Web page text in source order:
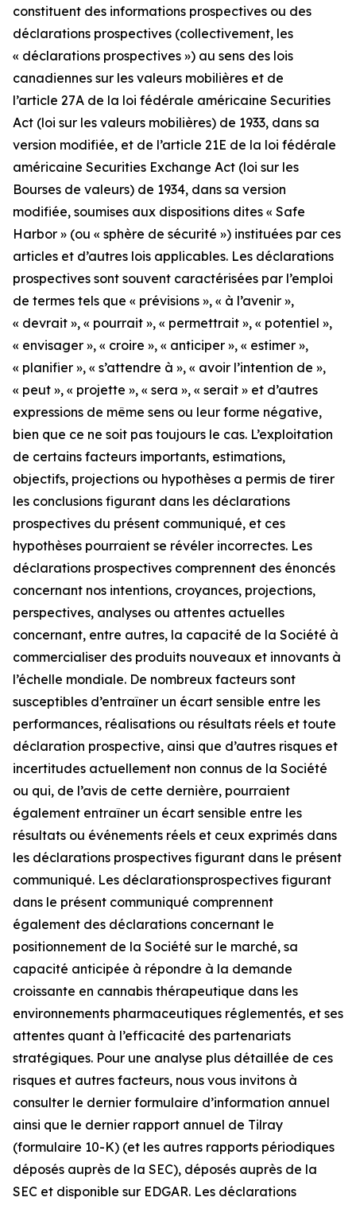
constituent des informations prospectives ou des
déclarations prospectives (collectivement, les
« déclarations prospectives ») au sens des lois
canadiennes sur les valeurs mobilières et de
l’article 27A de la loi fédérale américaine Securities
Act (loi sur les valeurs mobilières) de 1933, dans sa
version modifiée, et de l’article 21E de la loi fédérale
américaine Securities Exchange Act (loi sur les
Bourses de valeurs) de 1934, dans sa version
modifiée, soumises aux dispositions dites « Safe
Harbor » (ou « sphère de sécurité ») instituées par ces
articles et d’autres lois applicables. Les déclarations
prospectives sont souvent caractérisées par l’emploi
de termes tels que « prévisions », « à l’avenir »,
« devrait », « pourrait », « permettrait », « potentiel »,
« envisager », « croire », « anticiper », « estimer »,
« planifier », « s’attendre à », « avoir l’intention de »,
« peut », « projette », « sera », « serait » et d’autres
expressions de même sens ou leur forme négative,
bien que ce ne soit pas toujours le cas. L’exploitation
de certains facteurs importants, estimations,
objectifs, projections ou hypothèses a permis de tirer
les conclusions figurant dans les déclarations
prospectives du présent communiqué, et ces
hypothèses pourraient se révéler incorrectes. Les
déclarations prospectives comprennent des énoncés
concernant nos intentions, croyances, projections,
perspectives, analyses ou attentes actuelles
concernant, entre autres, la capacité de la Société à
commercialiser des produits nouveaux et innovants à
l’échelle mondiale. De nombreux facteurs sont
susceptibles d’entraîner un écart sensible entre les
performances, réalisations ou résultats réels et toute
déclaration prospective, ainsi que d’autres risques et
incertitudes actuellement non connus de la Société
ou qui, de l’avis de cette dernière, pourraient
également entraîner un écart sensible entre les
résultats ou événements réels et ceux exprimés dans
les déclarations prospectives figurant dans le présent
communiqué. Les déclarationsprospectives figurant
dans le présent communiqué comprennent
également des déclarations concernant le
positionnement de la Société sur le marché, sa
capacité anticipée à répondre à la demande
croissante en cannabis thérapeutique dans les
environnements pharmaceutiques réglementés, et ses
attentes quant à l’efficacité des partenariats
stratégiques. Pour une analyse plus détaillée de ces
risques et autres facteurs, nous vous invitons à
consulter le dernier formulaire d’information annuel
ainsi que le dernier rapport annuel de Tilray
(formulaire 10-K) (et les autres rapports périodiques
déposés auprès de la SEC), déposés auprès de la
SEC et disponible sur EDGAR. Les déclarations